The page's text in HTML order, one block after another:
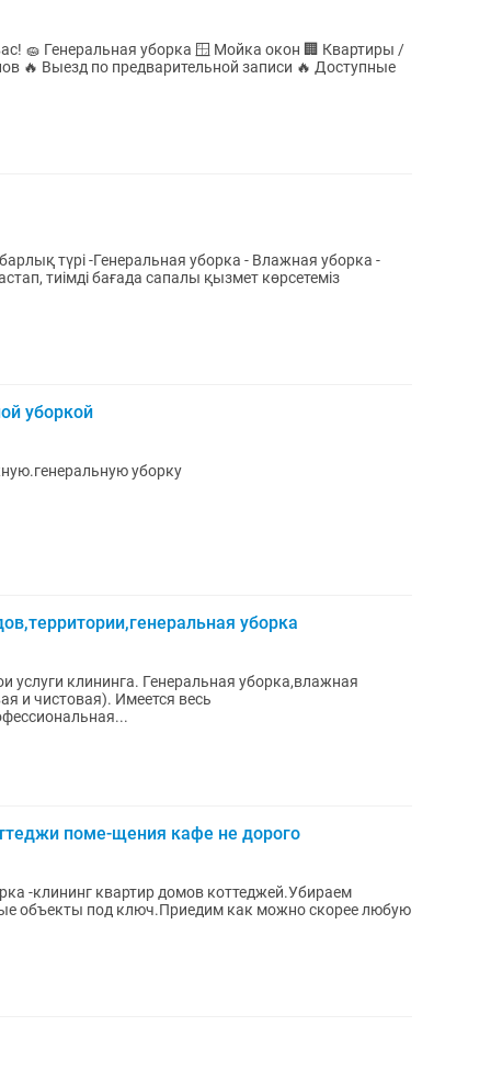
/
Генеральная уборка - Влажная уборка -
300тг ден бастап, тиімді бағада сапалы қызмет көрсетеміз
уборкой
уборку
уборка
услуги клининга. Генеральная уборка,влажная
и чистовая). Имеется весь
поме-щения кафе не дорого
-клининг квартир домов коттеджей.Убираем
объекты под ключ.Приедим как можно скорее любую